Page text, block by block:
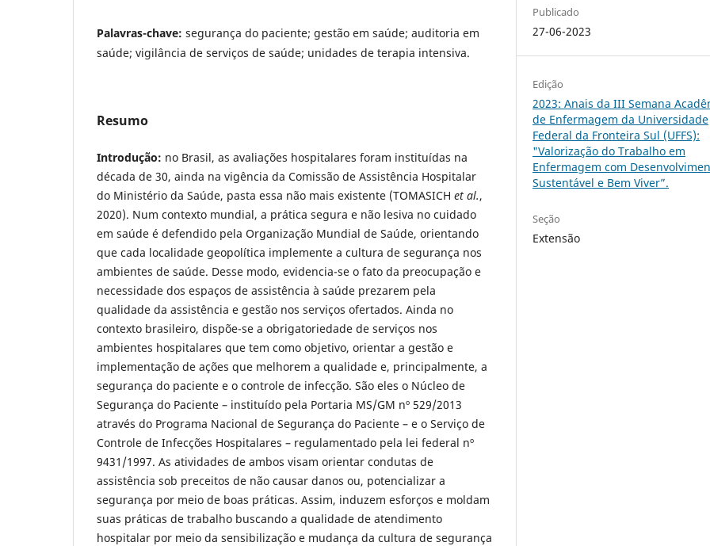
Palavras-chave: segurança do paciente; gestão em saúde; auditoria em
saúde; vigilância de serviços de saúde; unidades de terapia intensiva.
Resumo
Introdução: no Brasil, as avaliações hospitalares foram instituídas na
década de 30, ainda na vigência da Comissão de Assistência Hospitalar
do Ministério da Saúde, pasta essa não mais existente (TOMASICH et al.,
2020). Num contexto mundial, a prática segura e não lesiva no cuidado
em saúde é defendido pela Organização Mundial de Saúde, orientando
que cada localidade geopolítica implemente a cultura de segurança nos
ambientes de saúde. Desse modo, evidencia-se o fato da preocupação e
necessidade dos espaços de assistência à saúde prezarem pela
qualidade da assistência e gestão nos serviços ofertados. Ainda no
contexto brasileiro, dispõe-se a obrigatoriedade de serviços nos
ambientes hospitalares que tem como objetivo, orientar a gestão e
implementação de ações que melhorem a qualidade e, principalmente, a
segurança do paciente e o controle de infecção. São eles o Núcleo de
Segurança do Paciente – instituído pela Portaria MS/GM nº 529/2013
através do Programa Nacional de Segurança do Paciente – e o Serviço de
Controle de Infecções Hospitalares – regulamentado pela lei federal nº
9431/1997. As atividades de ambos visam orientar condutas de
assistência sob preceitos de não causar danos ou, potencializar a
segurança por meio de boas práticas. Assim, induzem esforços e moldam
suas práticas de trabalho buscando a qualidade de atendimento
hospitalar por meio da sensibilização e mudança da cultura de segurança
Publicado
27-06-2023
Edição
2023: Anais da III Semana
de Enfermagem da Universidade
Federal da Fronteira Sul (UFFS):
"Valorização do Trabalho em
Enfermagem com
Sustentável e Bem Viver”.
Seção
Extensão